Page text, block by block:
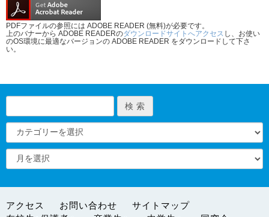
PDFファイルの参照には ADOBE READER (無料)が必要です。
上のバナーから ADOBE READERのダウンロードサイトへアクセス し、お使い
のOS環境に最適なバージョンの ADOBE READER をダウンロードして下さ
い。
アクセス お問い合わせ
サイトマップ